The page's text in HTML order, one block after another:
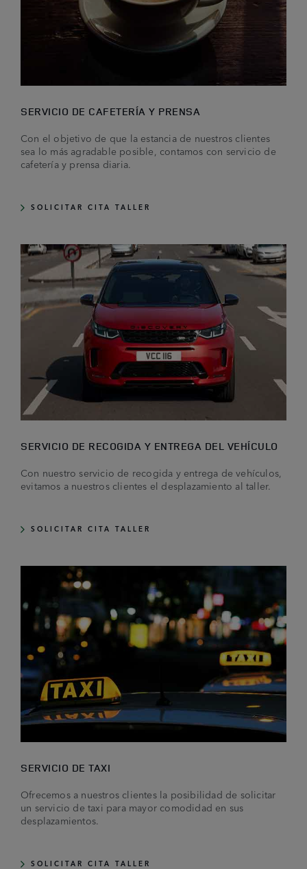
SERVICIO DE CAFETERÍA Y PRENSA
Con el objetivo de que la estancia de nuestros clientes
sea lo más agradable posible, contamos con servicio de
cafetería y prensa diaria.
SOLICITAR CITA TALLER
SERVICIO DE RECOGIDA Y ENTREGA DEL VEHÍCULO
Con nuestro servicio de recogida y entrega de vehículos,
evitamos a nuestros clientes el desplazamiento al taller.
SOLICITAR CITA TALLER
SERVICIO DE TAXI
Ofrecemos a nuestros clientes la posibilidad de solicitar
un servicio de taxi para mayor comodidad en sus
desplazamientos.
SOLICITAR CITA TALLER